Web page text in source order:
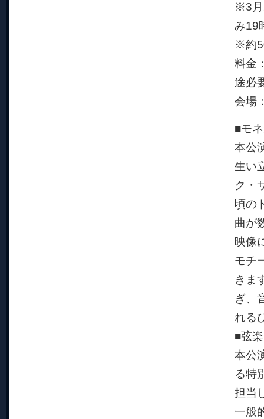
※3月
み19
※約
料金
途必
会場
■モ
本公
生い
ク・
頃の
曲が
映像
モチ
きま
ぎ、
れる
■弦
本公
る特
担当
一般